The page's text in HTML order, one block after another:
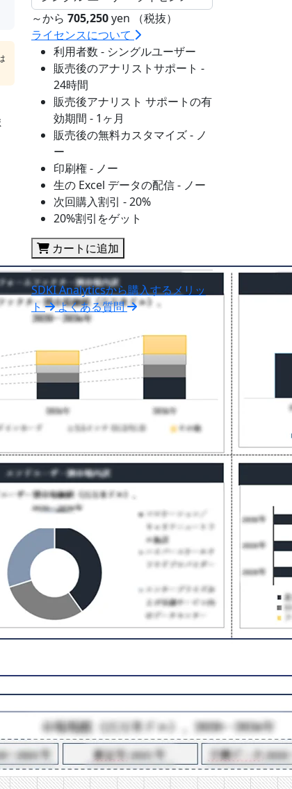
～から 705,250yen （税抜）
ライセンスについて
利用者数 - シングルユーザー
販売後のアナリストサポート -
24時間
販売後アナリスト サポートの有
効期間 - 1ヶ月
販売後の無料カスタマイズ - ノ
ー
印刷権 - ノー
生の Excel データの配信 - ノー
次回購入割引 - 20%
20%割引をゲット
カートに追加
SDKI Analyticsから購入するメリッ
ト
よくある質問